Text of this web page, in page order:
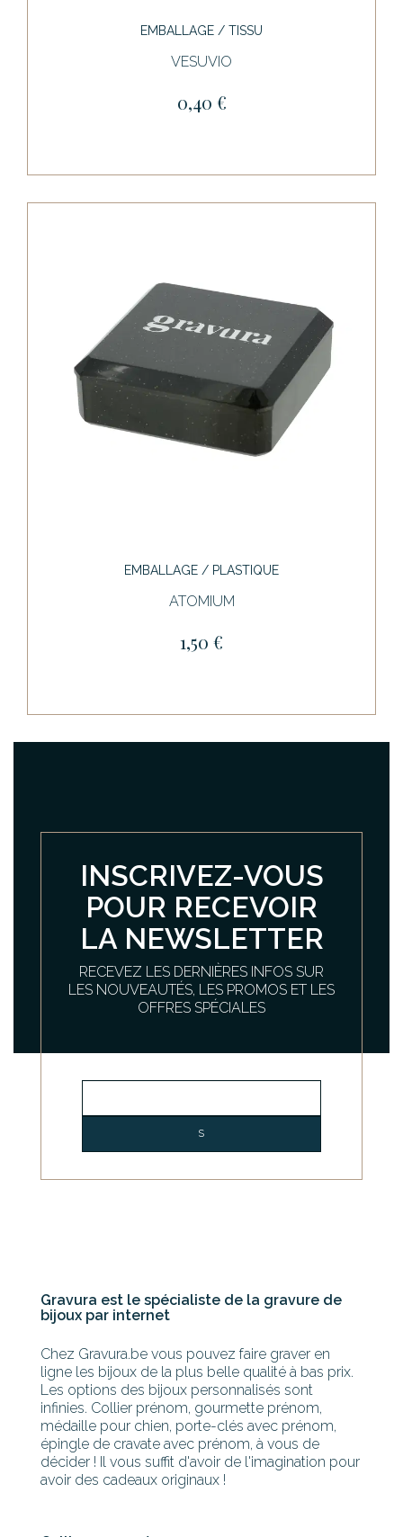
EMBALLAGE / TISSU
VESUVIO
0,40 €
EMBALLAGE / PLASTIQUE
ATOMIUM
1,50 €
INSCRIVEZ-VOUS
POUR RECEVOIR
LA NEWSLETTER
RECEVEZ LES DERNIÈRES INFOS SUR
LES NOUVEAUTÉS, LES PROMOS ET LES
OFFRES SPÉCIALES
Gravura est le spécialiste de la gravure de
bijoux par internet
Chez Gravura.be vous pouvez faire graver en
ligne les bijoux de la plus belle qualité à bas prix.
Les options des bijoux personnalisés sont
infinies. Collier prénom, gourmette prénom,
médaille pour chien, porte-clés avec prénom,
épingle de cravate avec prénom, à vous de
décider ! Il vous suffit d'avoir de l'imagination pour
avoir des cadeaux originaux !